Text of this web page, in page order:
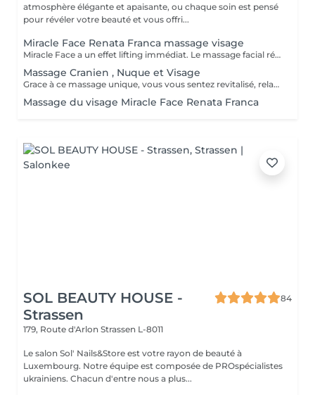
atmosphère élégante et apaisante, ou chaque soin est pensé
pour révéler votre beauté et vous offri...
Miracle Face Renata Franca massage visage
Miracle Face a un effet lifting immédiat. Le massage facial réduit les gonflements, accentue les formes du visage et favorise la revitalisation naturelle de la peau. La méthode Miracle Face by Renata França a pour fonction de drainer les dèmes et de redéfinir les contours du visage. Grâce à des manuvres de drainage lymphatique et de massage modelant, elle offre un résultat exceptionnel.
Massage Cranien , Nuque et Visage
Grace à ce massage unique, vous vous sentez revitalisé, relaxé et apaisé (avec ou sans utilisation de produit)
Massage du visage Miracle Face Renata Franca
SOL BEAUTY HOUSE -
Strassen
84
179, Route d'Arlon Strassen L-8011
Le salon Sol' Nails&Store est votre rayon de beauté à
Luxembourg. Notre équipe est composée de PROspécialistes
ukrainiens. Chacun d'entre nous a plus...